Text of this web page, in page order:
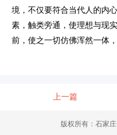
境，不仅要符合当代人的内
素，触类旁通，使理想与现
前，使之一切仿佛浑然一体
上一篇
版权所有：石家